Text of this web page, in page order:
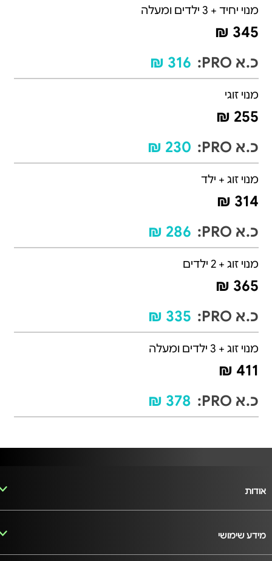
מנוי יחיד + 3 ילדים ומעלה
345 ₪
כ.א PRO:
316 ₪
מנוי זוגי
255 ₪
כ.א PRO:
230 ₪
מנוי זוג + ילד
314 ₪
כ.א PRO:
286 ₪
מנוי זוג + 2 ילדים
365 ₪
כ.א PRO:
335 ₪
מנוי זוג + 3 ילדים ומעלה
411 ₪
כ.א PRO:
378 ₪
אודות
מידע שימושי